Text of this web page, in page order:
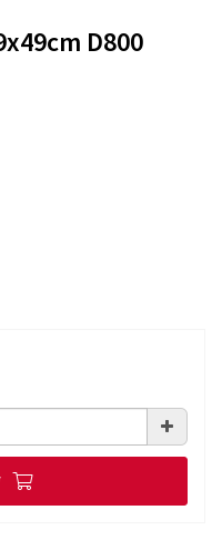
D800